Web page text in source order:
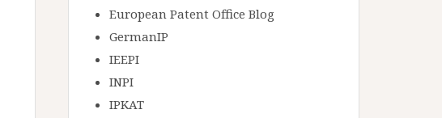
European Patent Office Blog
GermanIP
IEEPI
INPI
IPKAT